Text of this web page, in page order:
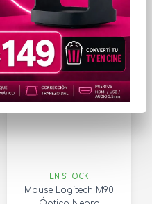
ORDENAR
EN STOCK
Mouse Logitech M90